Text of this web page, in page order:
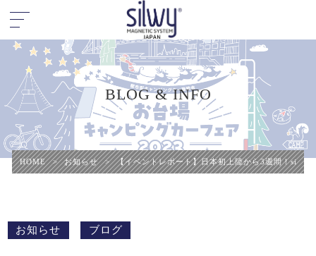
BLOG & INFO
HOME > お知らせ > 【イベントレポート】日本初上陸から3週間！
お知らせ ブログ